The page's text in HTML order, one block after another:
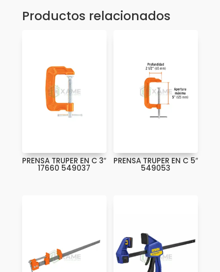
Productos relacionados
PRENSA TRUPER EN C 3″
17660 549037
PRENSA TRUPER EN C 5″
549053